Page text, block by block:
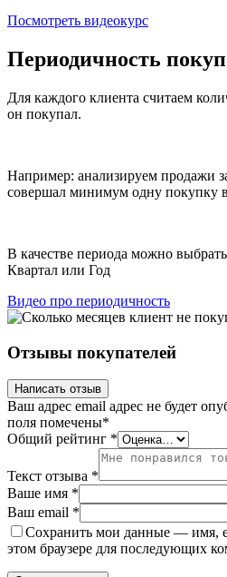
Посмотреть видеокурс
Периодичность
Для каждого клиента считаем
он покупал.
Например: анализируем продажи
совершал минимум одну покупку
В качестве периода можно
Квартал или Год
Видео про периодичность
Отзывы покупателей
Написать отзыв
Ваш адрес email адрес не будет
поля помечены*
Общий рейтинг *
Текст отзыва *
Ваше имя *
Ваш email *
Сохранить мои данные — имя,
этом браузере для последующих